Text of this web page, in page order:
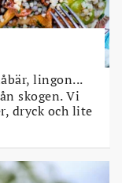
lingon...
skogen. Vi
dryck och lite